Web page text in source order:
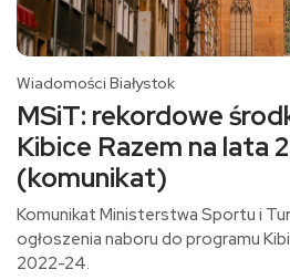
Wiadomości Białystok
MSiT: rekordowe
Kibice Razem na lata
(komunikat)
Komunikat Ministerstwa Sportu i
ogłoszenia naboru do programu
2022-24.